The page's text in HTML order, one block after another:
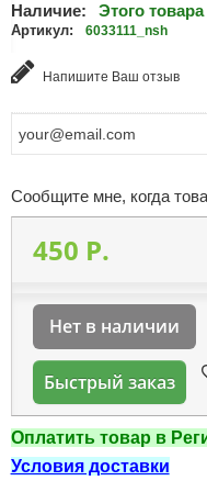
Наличие: Этого
Артикул: 6033111_nsh
Напишите Ваш отзыв
Сообщите мне, когда
450 P.
Нет в наличии
Быстрый заказ
Оплатить товар в
Условия доставки